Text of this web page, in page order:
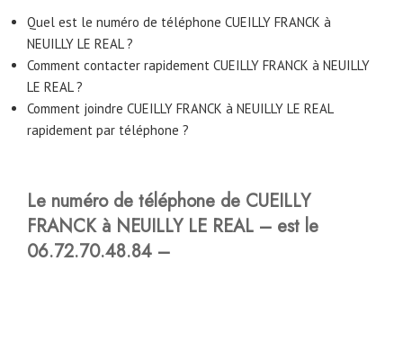
Quel est le numéro de téléphone CUEILLY FRANCK à
NEUILLY LE REAL ?
Comment contacter rapidement CUEILLY FRANCK à NEUILLY
LE REAL ?
Comment joindre CUEILLY FRANCK à NEUILLY LE REAL
rapidement par téléphone ?
Le numéro de téléphone de CUEILLY
FRANCK à NEUILLY LE REAL – est le
06.72.70.48.84 –